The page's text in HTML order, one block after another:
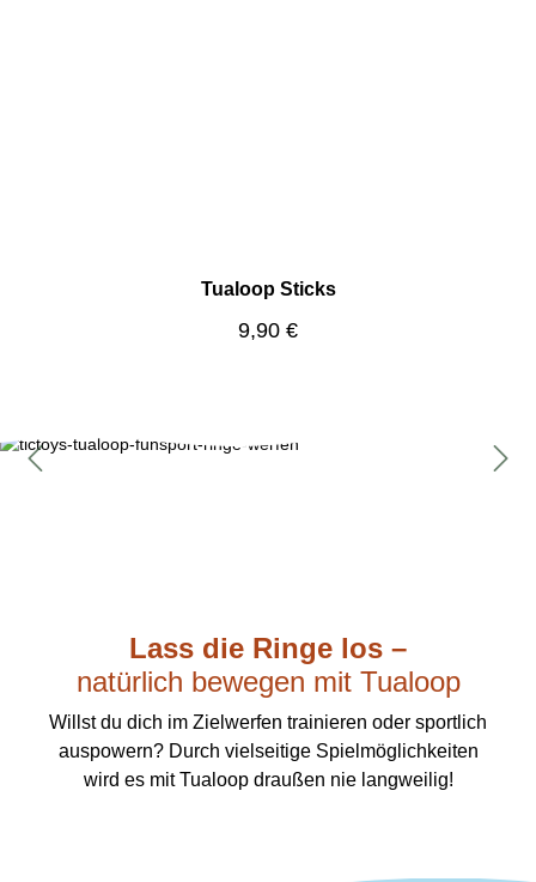
Tualoop Sticks
Regulärer Preis:
9,90 €
Bildergalerie überspringen
Lass die Ringe los –
natürlich bewegen mit Tualoop
Willst du dich im Zielwerfen trainieren oder sportlich
auspowern? Durch vielseitige Spielmöglichkeiten
wird es mit Tualoop draußen nie langweilig!